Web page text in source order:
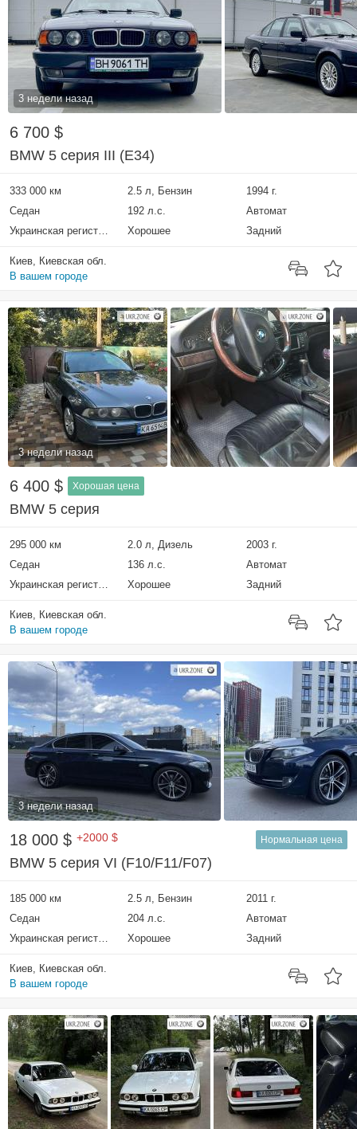
3 недели назад
6 700 $
BMW 5 серия III (E34)
333 000 км 2.5 л, Бензин
1994 г.
Седан
192 л.с.
Автомат
Украинская регистрация
Хорошее Задний
Киев, Киевская обл.
В вашем городе
3 недели назад
6 400 $ Хорошая цена
BMW 5 серия
295 000 км 2.0 л, Дизель
2003 г.
Седан
136 л.с.
Автомат
Украинская регистрация
Хорошее Задний
Киев, Киевская обл.
В вашем городе
3 недели назад
18 000 $ +2000 $ Нормальная цена
BMW 5 серия VI (F10/F11/F07)
185 000 км 2.5 л, Бензин
2011 г.
Седан
204 л.с.
Автомат
Украинская регистрация
Хорошее Задний
Киев, Киевская обл.
В вашем городе